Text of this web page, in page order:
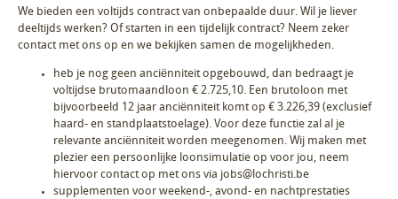
We bieden een voltijds contract van onbepaalde duur. Wil je liever
deeltijds werken? Of starten in een tijdelijk contract? Neem zeker
contact met ons op en we bekijken samen de mogelijkheden.
heb je nog geen anciënniteit opgebouwd, dan bedraagt je
voltijdse brutomaandloon € 2.725,10. Een brutoloon met
bijvoorbeeld 12 jaar anciënniteit komt op € 3.226,39 (exclusief
haard- en standplaatstoelage). Voor deze functie zal al je
relevante anciënniteit worden meegenomen. Wij maken met
plezier een persoonlijke loonsimulatie op voor jou, neem
hiervoor contact op met ons via jobs@lochristi.be
supplementen voor weekend-, avond- en nachtprestaties